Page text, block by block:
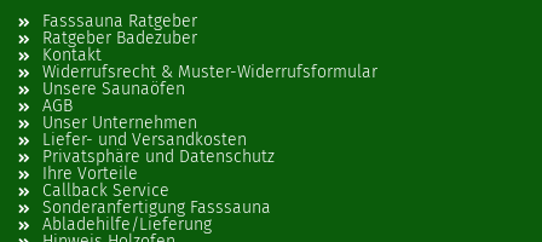
Fasssauna Ratgeber
Ratgeber Badezuber
Kontakt
Widerrufsrecht & Muster-Widerrufsformular
Unsere Saunaöfen
AGB
Unser Unternehmen
Liefer- und Versandkosten
Privatsphäre und Datenschutz
Ihre Vorteile
Callback Service
Sonderanfertigung Fasssauna
Abladehilfe/Lieferung